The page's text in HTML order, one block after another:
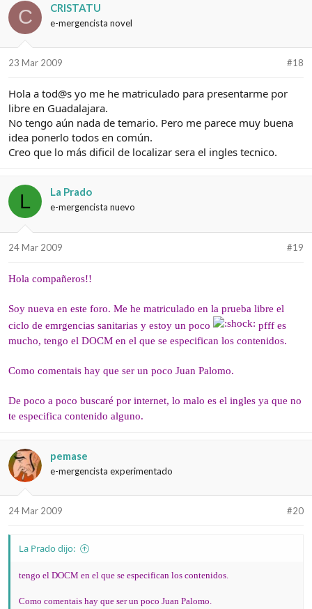
C CRISTATU
e-mergencista novel
23 Mar 2009 #18
Hola a tod@s yo me he matriculado para presentarme por
libre en Guadalajara.
No tengo aún nada de temario. Pero me parece muy buena
idea ponerlo todos en común.
Creo que lo más dificil de localizar sera el ingles tecnico.
L La Prado
e-mergencista nuevo
24 Mar 2009 #19
Hola compañeros!!
Soy nueva en este foro. Me he matriculado en la prueba libre el
ciclo de emrgencias sanitarias y estoy un poco
pfff es
mucho, tengo el DOCM en el que se especifican los contenidos.
Como comentais hay que ser un poco Juan Palomo.
De poco a poco buscaré por internet, lo malo es el ingles ya que no
te especifica contenido alguno.
pemase
e-mergencista experimentado
24 Mar 2009 #20
La Prado dijo:
tengo el DOCM en el que se especifican los contenidos.
Como comentais hay que ser un poco Juan Palomo.